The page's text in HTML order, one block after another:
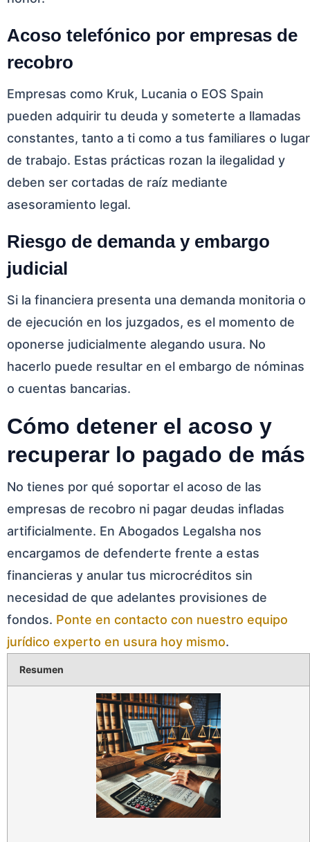
Acoso telefónico por empresas de
recobro
Empresas como Kruk, Lucania o EOS Spain
pueden adquirir tu deuda y someterte a llamadas
constantes, tanto a ti como a tus familiares o lugar
de trabajo. Estas prácticas rozan la ilegalidad y
deben ser cortadas de raíz mediante
asesoramiento legal.
Riesgo de demanda y embargo
judicial
Si la financiera presenta una demanda monitoria o
de ejecución en los juzgados, es el momento de
oponerse judicialmente alegando usura. No
hacerlo puede resultar en el embargo de nóminas
o cuentas bancarias.
Cómo detener el acoso y
recuperar lo pagado de más
No tienes por qué soportar el acoso de las
empresas de recobro ni pagar deudas infladas
artificialmente. En Abogados Legalsha nos
encargamos de defenderte frente a estas
financieras y anular tus microcréditos sin
necesidad de que adelantes provisiones de
fondos. Ponte en contacto con nuestro equipo
jurídico experto en usura hoy mismo.
Resumen